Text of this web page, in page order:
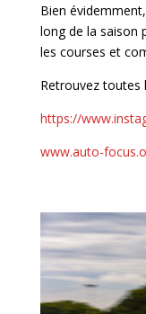
Bien
long de la saison
les courses et
Retrouvez toutes
https://
www.auto-